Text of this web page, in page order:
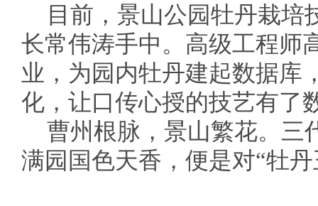
目前，景山公园牡丹栽培
长常伟涛手中。高级工程师
业，为园内牡丹建起数据库
化，让口传心授的技艺有了
曹州根脉，景山繁花。三
满园国色天香，便是对“牡